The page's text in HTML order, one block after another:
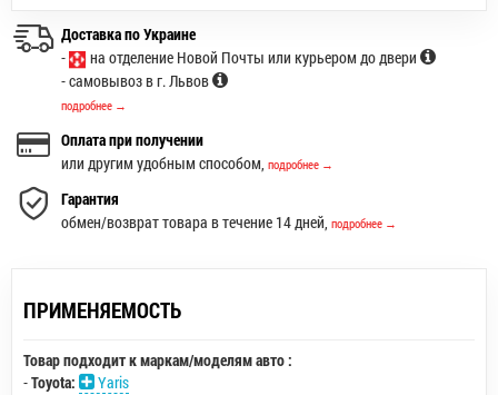
Доставка по Украине
-
на отделение Новой Почты или курьером до двери
- самовывоз в г. Львов
подробнее →
Оплата при получении
или другим удобным способом, подробнее →
Гарантия
обмен/возврат товара в течение 14 дней, подробнее →
ПРИМЕНЯЕМОСТЬ
Товар подходит к маркам/моделям авто :
-Toyota:
Yaris